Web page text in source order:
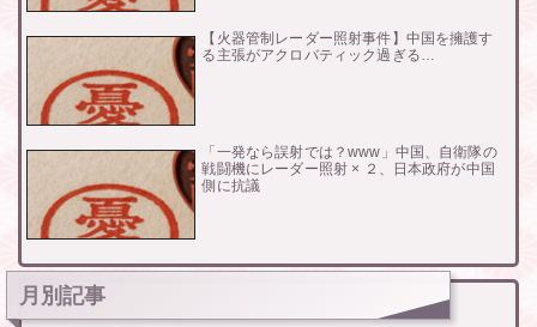
【火器管制レーダー照射事件】中国を擁護す
る主張がアクロバティック過ぎる…
「一発なら誤射では？www」中国、自衛隊の
戦闘機にレーダー照射 × ２、日本政府が中国
側に抗議
月別記事